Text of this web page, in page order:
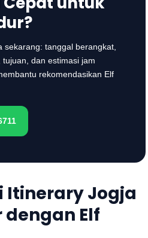
sekarang: tanggal berangkat,
dan estimasi jam
rekomendasikan Elf
Itinerary Jogja
Elf